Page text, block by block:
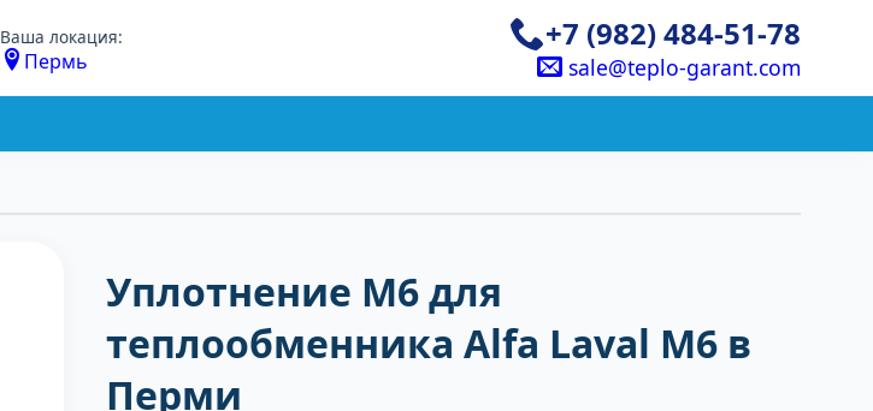
Ваша локация:
Пермь
+7 (982) 484-51-78
sale@teplo-garant.com
Уплотнение M6 для
теплообменника Alfa Laval M6 в
Перми